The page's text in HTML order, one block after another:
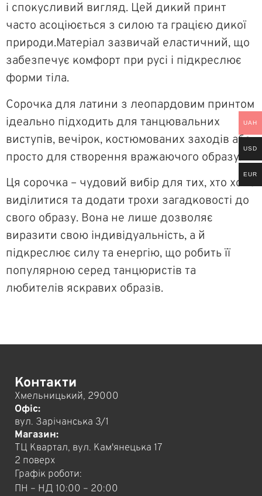
і спокусливий вигляд. Цей дикий принт
часто асоціюється з силою та грацією дикої
природи.Матеріал зазвичай еластичний, що
забезпечує комфорт при русі і підкреслює
форми тіла.
Сорочка для латини з леопардовим принтом
ідеально підходить для танцювальних
виступів, вечірок, костюмованих заходів або
просто для створення вражаючого образу.
Ця сорочка – чудовий вибір для тих, хто хоче
виділитися та додати трохи загадковості до
свого образу. Вона не лише дозволяє
виразити свою індивідуальність, а й
підкреслює силу та енергію, що робить її
популярною серед танцюристів та
любителів яскравих образів.
Контакти
Хмельницький, 29000
Офіс:
вул. Зарічанська 3/1
Магазин:
ТЦ Квартал, вул. Кам'янецька 17
2 поверх
Графік роботи:
ПН – НД 10:00 – 20:00
UAH
USD
EUR